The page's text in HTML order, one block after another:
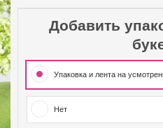
Добавить
Упаковка и лента на
Нет